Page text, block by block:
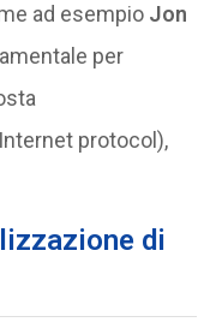
ad esempio Jon
per
protocol),
di